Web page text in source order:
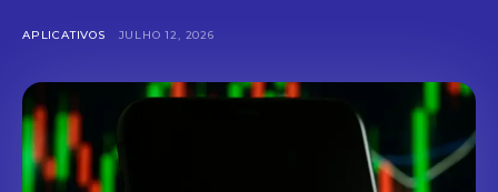
APLICATIVOS JULHO 12, 2026